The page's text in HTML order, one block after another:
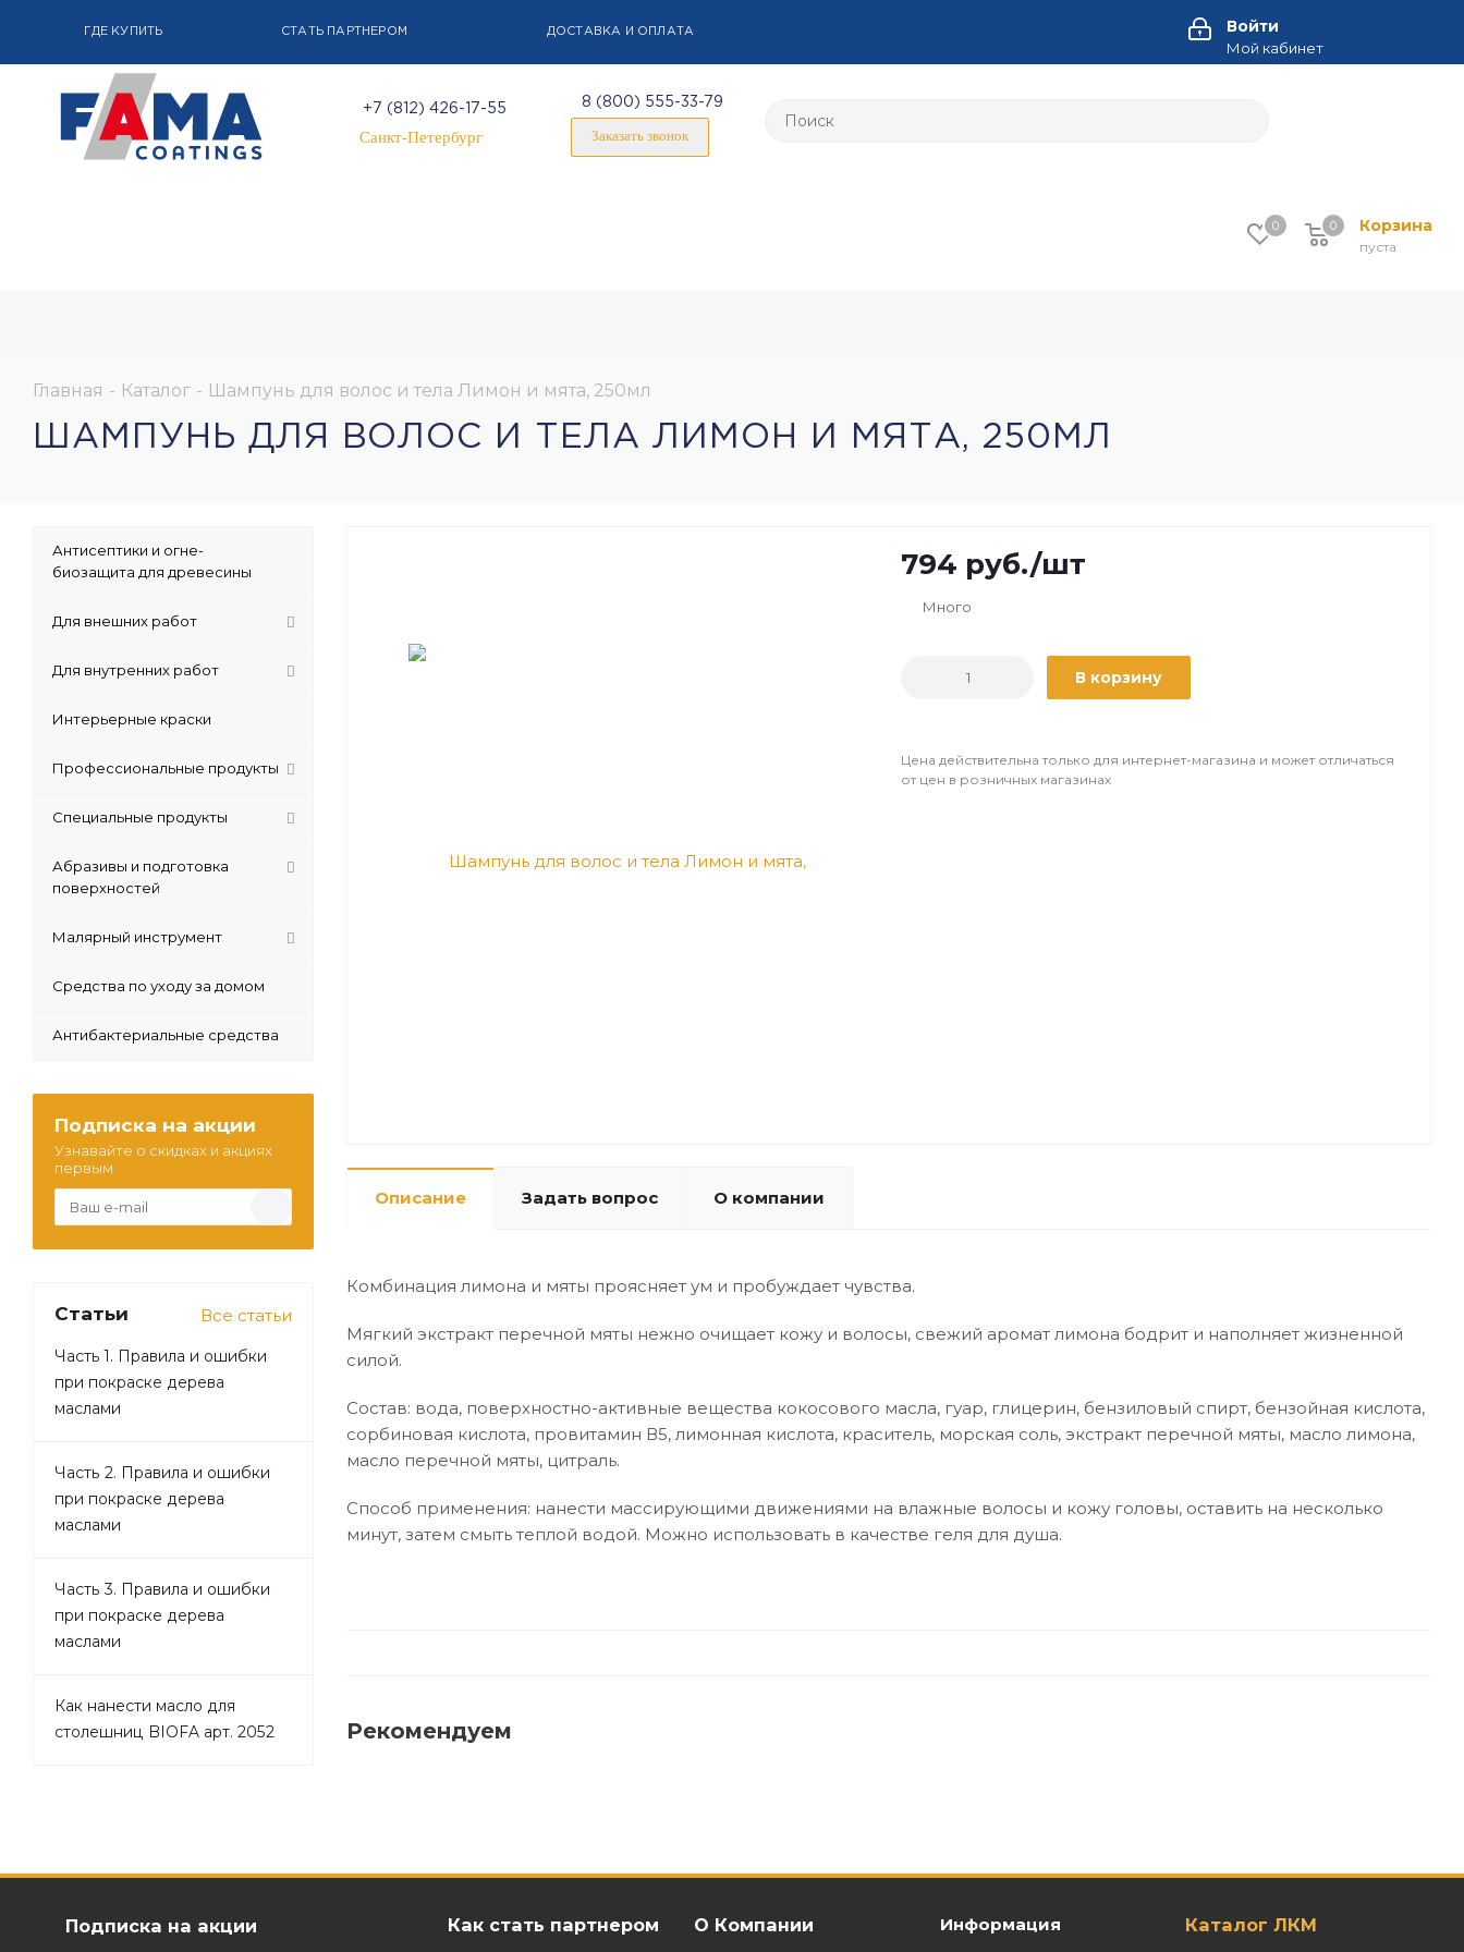
ГДЕ КУПИТЬ СТАТЬ ПАРТНЕРОМ ДОСТАВКА И ОПЛАТА Войти
Мой кабинет
+7 (812) 426-17-55
Санкт-Петербург
8 (800) 555-33-79
Заказать звонок
0 Корзина
пуста
0
Главная - Каталог - Шампунь для волос и тела Лимон и мята, 250мл
ШАМПУНЬ ДЛЯ ВОЛОС И ТЕЛА ЛИМОН И МЯТА, 250МЛ
794 руб./шт
Много
В корзину
Цена действительна только для интернет-магазина и может отличаться
от цен в розничных магазинах
Описание Задать вопрос О компании
Комбинация лимона и мяты проясняет ум и пробуждает чувства.
Мягкий экстракт перечной мяты нежно очищает кожу и волосы, свежий аромат лимона бодрит и наполняет жизненной
силой.
Состав: вода, поверхностно-активные вещества кокосового масла, гуар, глицерин, бензиловый спирт, бензойная кислота,
сорбиновая кислота, провитамин В5, лимонная кислота, краситель, морская соль, экстракт перечной мяты, масло лимона,
масло перечной мяты, цитраль.
Способ применения: нанести массирующими движениями на влажные волосы и кожу головы, оставить на несколько
минут, затем смыть теплой водой. Можно использовать в качестве геля для душа.
Рекомендуем
Антисептики и огне-
биозащита для древесины
Для внешних работ
Для внутренних работ
Интерьерные краски
Профессиональные продукты
Специальные продукты
Абразивы и подготовка
поверхностей
Малярный инструмент
Средства по уходу за домом
Антибактериальные средства
Подписка на акции
Узнавайте о скидках и акциях
первым
Статьи Все статьи
Часть 1. Правила и ошибки
при покраске дерева
маслами
Часть 2. Правила и ошибки
при покраске дерева
маслами
Часть 3. Правила и ошибки
при покраске дерева
маслами
Как нанести масло для
столешниц BIOFA арт. 2052
Подписка на акции Как стать партнером О Компании
Информация
Каталог ЛКМ